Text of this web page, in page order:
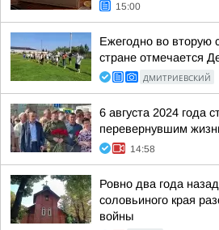
15:00
Ежегодно во вторую
стране отмечается
ДМИТРИЕВСКИЙ
6 августа 2024 года
перевернувшим
14:58
Ровно два года
соловьиного края
войны